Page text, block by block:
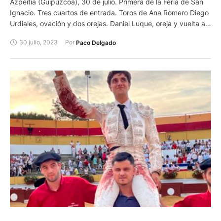
Ignacio. Tres cuartos de entrada. Toros de Ana Romero Diego
Urdiales, ovación y dos orejas. Daniel Luque, oreja y vuelta al
Mir 30 julio, 2023 Por Paco Delgado